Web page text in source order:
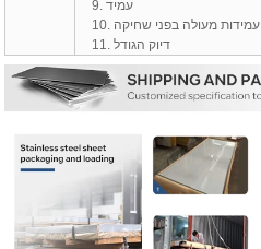
9. עמיד
10. עמידות מעולה בפני שחיקה
11. דיוק הגודל